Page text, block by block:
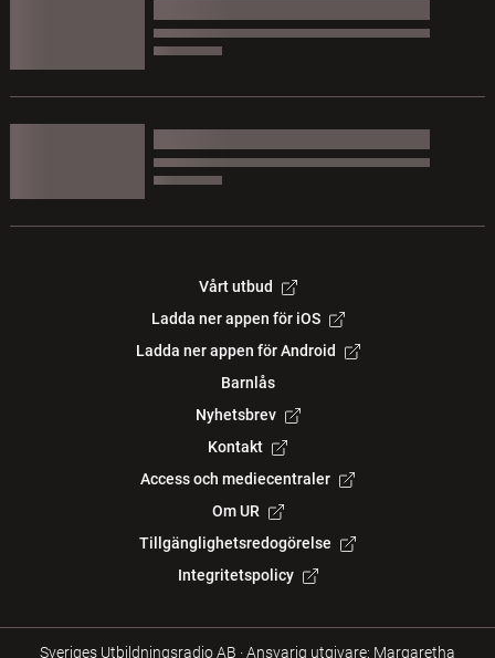
Vårt utbud
Ladda ner appen för iOS
Ladda ner appen för Android
Barnlås
Nyhetsbrev
Kontakt
Access och mediecentraler
Om UR
Tillgänglighetsredogörelse
Integritetspolicy
Sveriges Utbildningsradio AB ·Ansvarig utgivare: Margaretha